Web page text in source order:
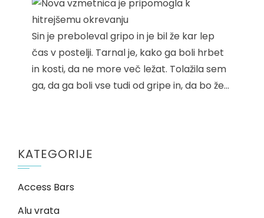
Sin je preboleval gripo in je bil že kar lep
čas v postelji. Tarnal je, kako ga boli hrbet
in kosti, da ne more več ležat. Tolažila sem
ga, da ga boli vse tudi od gripe in, da bo že…
KATEGORIJE
Access Bars
Alu vrata